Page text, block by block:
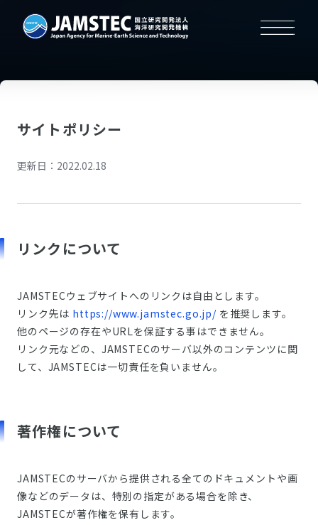
サイトポリシー
更新日： 2022.02.18
リンクについて
JAMSTECウェブサイトへのリンクは自由とします。
リンク先は https://www.jamstec.go.jp/ を推奨します。
他のページの存在やURLを保証する事はできません。
リンク元などの、JAMSTECのサーバ以外のコンテンツに関
して、JAMSTECは一切責任を負いません。
著作権について
JAMSTECのサーバから提供される全てのドキュメントや画
像などのデータは、特別の指定がある場合を除き、
JAMSTECが著作権を保有します。